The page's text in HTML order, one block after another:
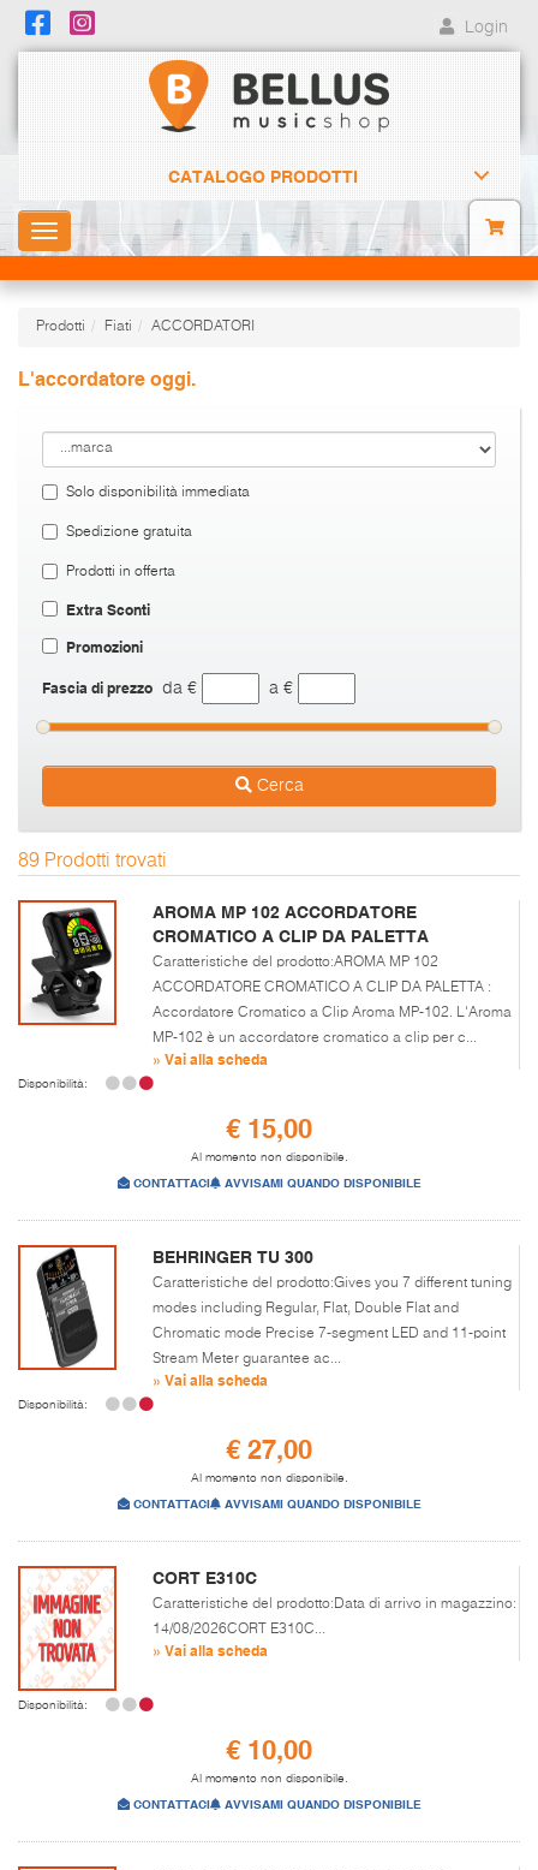
Login
CATALOGO PRODOTTI
Toggle
navigation
Prodotti Fiati ACCORDATORI
L'accordatore oggi.
Solo disponibilità immediata
Spedizione gratuita
Prodotti in offerta
Extra Sconti
Promozioni
Fascia di prezzo da € a €
Cerca
89 Prodotti trovati
AROMA MP 102 ACCORDATORE
CROMATICO A CLIP DA PALETTA
Caratteristiche del prodotto:AROMA MP 102
ACCORDATORE CROMATICO A CLIP DA PALETTA :
Accordatore Cromatico a Clip Aroma MP-102. L'Aroma
MP-102 è un accordatore cromatico a clip per c...
» Vai alla scheda
Disponibilità:
€ 15,00
Al momento non disponibile.
CONTATTACI AVVISAMI QUANDO DISPONIBILE
BEHRINGER TU 300
Caratteristiche del prodotto:Gives you 7 different tuning
modes including Regular, Flat, Double Flat and
Chromatic mode Precise 7-segment LED and 11-point
Stream Meter guarantee ac...
» Vai alla scheda
Disponibilità:
€ 27,00
Al momento non disponibile.
CONTATTACI AVVISAMI QUANDO DISPONIBILE
CORT E310C
Caratteristiche del prodotto:Data di arrivo in magazzino:
14/08/2026CORT E310C...
» Vai alla scheda
Disponibilità:
€ 10,00
Al momento non disponibile.
CONTATTACI AVVISAMI QUANDO DISPONIBILE